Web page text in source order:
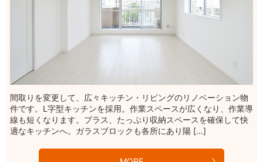
間取りを変更して、広々キッチン・リビングのリノベーション物
件です。L字型キッチンを採用。作業スペースが広くなり、作業導
線も短くなります。プラス、たっぷり収納スペースを確保して快
適なキッチンへ。ガラスブロックも各所にあり陽 […]